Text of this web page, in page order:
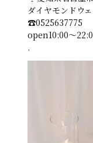
ダイヤモンドウ
☎︎0525637775
open10:00〜
.